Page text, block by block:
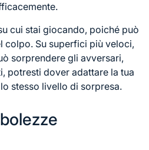
cui stai giocando, poiché può
colpo. Su superfici più veloci,
sorprendere gli avversari,
potresti dover adattare la tua
stesso livello di sorpresa.